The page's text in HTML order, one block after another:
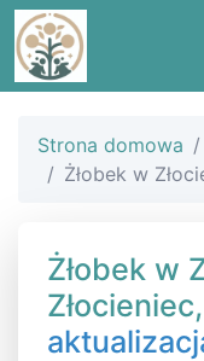
Strona domowa
Żłobek w
Żłobek w